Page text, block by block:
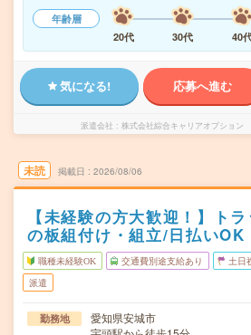
年齢層
20代
30代 40
気になる! 応募へ進む
派遣会社 株式会社綜合キャリアオプション
未読 掲載日 2026/08/06
【未経験の方大歓迎！】ト
の板組付け・組立/日払いOK
職種未経験OK 交通費別途支給あり 土日
派遣
勤務地
愛知県安城市